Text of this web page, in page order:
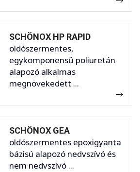
SCHÖNOX HP RAPID
oldószermentes,
egykomponensű poliuretán
alapozó alkalmas
megnövekedett ...
SCHÖNOX GEA
oldószermentes epoxigyanta
bázisú alapozó nedvszívó és
nem nedvszívó ...